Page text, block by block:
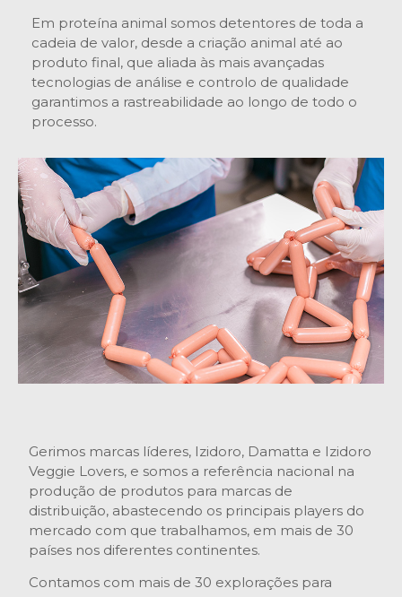
Em proteína animal somos detentores de toda a
cadeia de valor, desde a criação animal até ao
produto final, que aliada às mais avançadas
tecnologias de análise e controlo de qualidade
garantimos a rastreabilidade ao longo de todo o
processo.
Gerimos marcas líderes, Izidoro, Damatta e Izidoro
Veggie Lovers, e somos a referência nacional na
produção de produtos para marcas de
distribuição, abastecendo os principais players do
mercado com que trabalhamos, em mais de 30
países nos diferentes continentes.
Contamos com mais de 30 explorações para